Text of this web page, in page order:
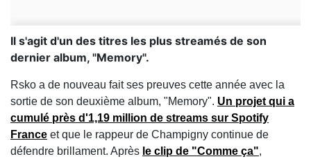
Il s'agit d'un des titres les plus streamés de son
dernier album, "Memory".
Rsko a de nouveau fait ses preuves cette année avec la
sortie de son deuxième album, "Memory". Un projet qui a
cumulé près d'1,19 million de streams sur Spotify
France et que le rappeur de Champigny continue de
défendre brillament. Après le clip de "Comme ça",